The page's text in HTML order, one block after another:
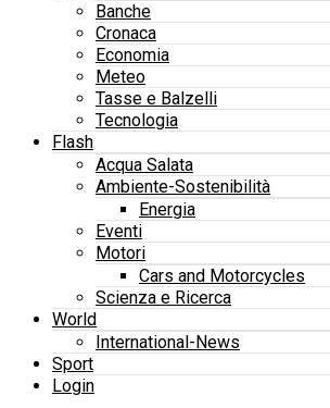
Banche
Cronaca
Economia
Meteo
Tasse e Balzelli
Tecnologia
Flash
Acqua Salata
Ambiente-Sostenibilità
Energia
Eventi
Motori
Cars and Motorcycles
Scienza e Ricerca
World
International-News
Sport
Login